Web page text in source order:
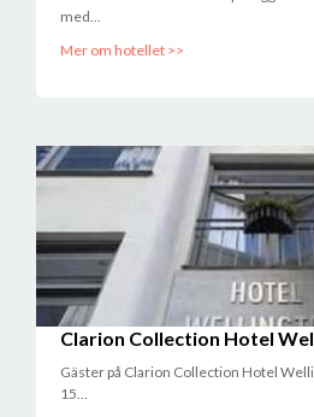
med...
Mer om hotellet >>
Clarion Collection Hotel
Gäster på Clarion Collection Hotel
15...